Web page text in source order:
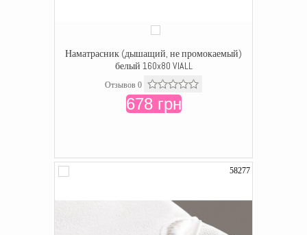
Наматрасник (дышащий, не промокаемый)
белый 160x80 VIALL
Отзывов 0
678 грн
58277